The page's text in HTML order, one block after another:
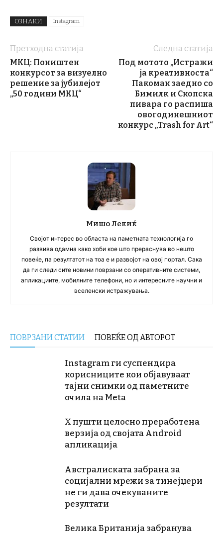
ОЗНАКИ Instagram
Претходна статија
МКЦ: Поништен
конкурсот за визуелно
решение за јубилејот
„50 години МКЦ“
Следна статија
Под мотото „Истражи
ја креативноста“
Пакомак заедно со
Бимилк и Скопска
пивара го распиша
овогодинешниот
конкурс „Trash for Art“
Мишо Лекиќ
Својот интерес во областа на паметната технологија го
развива одамна како хоби кое што прераснува во нешто
повеќе, па резултатот на тоа е и развојот на овој портал. Сака
да ги следи сите новини поврзани со оперативните системи,
апликациите, мобилните телефони, но и интересните научни и
вселенски истражувања.
ПОВРЗАНИ СТАТИИ ПОВЕЌЕ ОД АВТОРОТ
Instagram ги суспендира
корисниците кои објавуваат
тајни снимки од паметните
очила на Meta
X пушти целосно преработена
верзија од својата Android
апликација
Австралиската забрана за
социјални мрежи за тинејџери
не ги дава очекуваните
резултати
Велика Британија забранува